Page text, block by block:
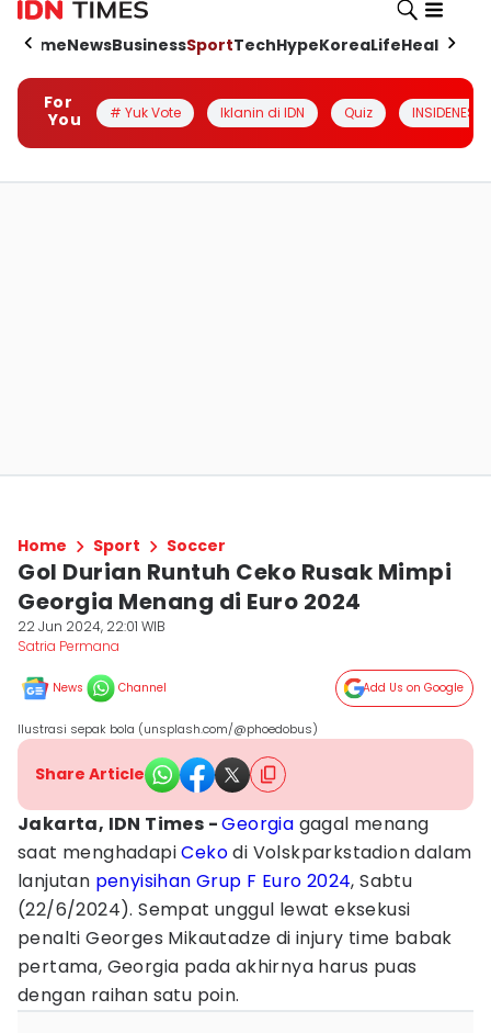
HomeNewsBusinessSportTechHypeKoreaLifeHealth
For
You
# Yuk Vote Iklanin di IDN Quiz INSIDENESIA
Home Sport Soccer
Gol Durian Runtuh Ceko Rusak Mimpi
Georgia Menang di Euro 2024
22 Jun 2024, 22:01 WIB
Satria Permana
News Channel Add Us on Google
Ilustrasi sepak bola (unsplash.com/@phoedobus)
Share Article
Jakarta, IDN Times -Georgia gagal menang
saat menghadapiCekodi Volskparkstadion dalam
lanjutan penyisihan Grup F Euro 2024, Sabtu
(22/6/2024). Sempat unggul lewat eksekusi
penalti Georges Mikautadze di injury time babak
pertama, Georgia pada akhirnya harus puas
dengan raihan satu poin.